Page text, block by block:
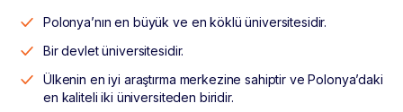
Polonya’nın en büyük ve en köklü üniversitesidir.
Bir devlet üniversitesidir.
Ülkenin en iyi araştırma merkezine sahiptir ve Polonya’daki
en kaliteli iki üniversiteden biridir.